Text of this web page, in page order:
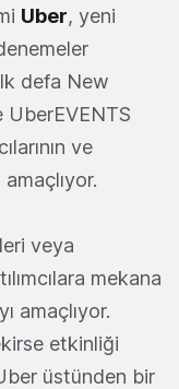
Uber, yeni
defa New
UberEVENTS
ve
veya
mekana
amaçlıyor.
etkinliği
üstünden bir